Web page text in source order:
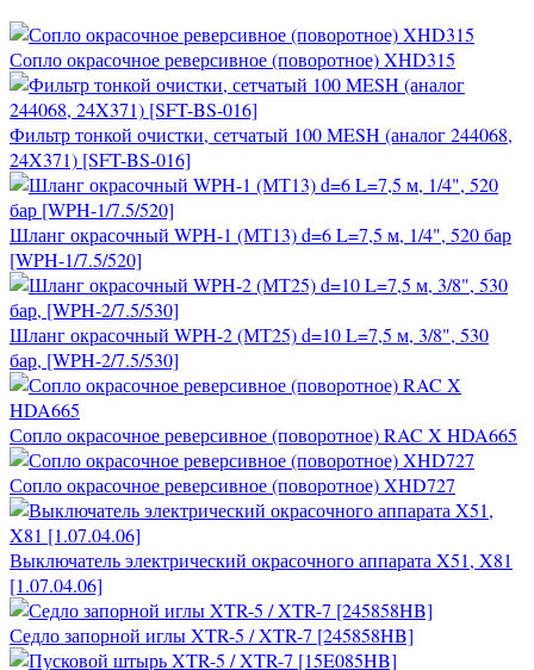
Сопло окрасочное реверсивное (поворотное) XHD315
Фильтр тонкой очистки, сетчатый 100 MESH (аналог 244068,
24X371) [SFT-BS-016]
Шланг окрасочный WPH-1 (МТ13) d=6 L=7,5 м, 1/4", 520 бар
[WPH-1/7.5/520]
Шланг окрасочный WPH-2 (МТ25) d=10 L=7,5 м, 3/8", 530
бар, [WPH-2/7.5/530]
Сопло окрасочное реверсивное (поворотное) RAC X HDA665
Сопло окрасочное реверсивное (поворотное) XHD727
Выключатель электрический окрасочного аппарата X51, X81
[1.07.04.06]
Седло запорной иглы XTR-5 / XTR-7 [245858HB]